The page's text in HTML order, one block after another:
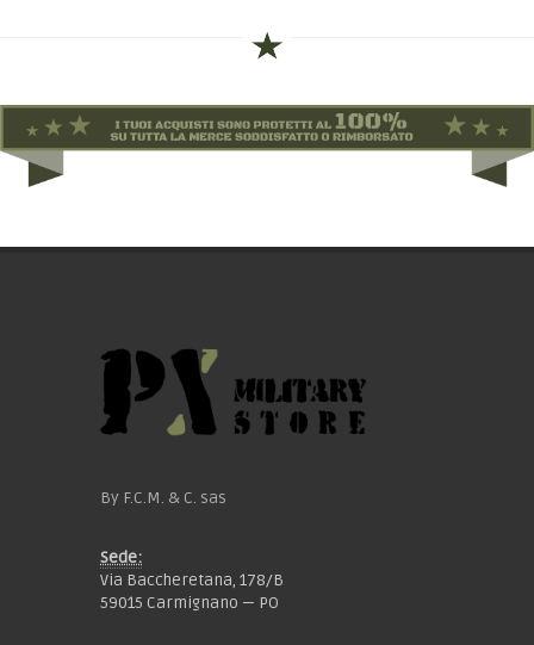
By F.C.M. & C. sas
Sede:
Via Baccheretana, 178/B
59015 Carmignano — PO